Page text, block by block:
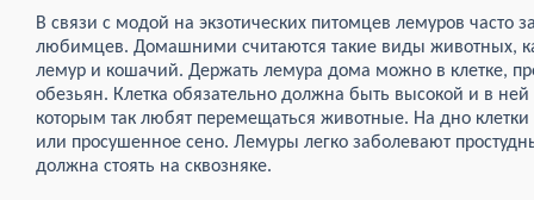
В связи с модой на экзотических питомцев лемуров часто
любимцев. Домашними считаются такие виды животных,
лемур и кошачий. Держать лемура дома можно в клетке,
обезьян. Клетка обязательно должна быть высокой и в
которым так любят перемещаться животные. На дно клетки
или просушенное сено. Лемуры легко заболевают
должна стоять на сквозняке.